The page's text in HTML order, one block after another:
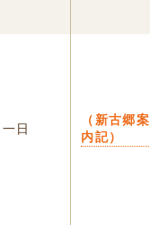
日
（新古郷案
内記）